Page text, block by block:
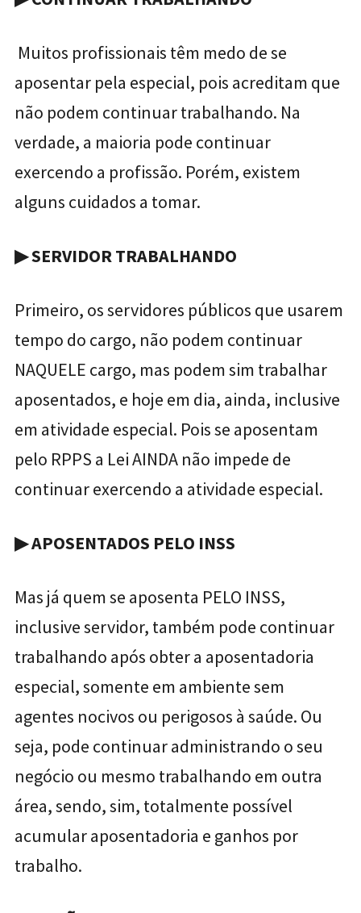
Muitos profissionais têm medo de se
aposentar pela especial, pois acreditam que
não podem continuar trabalhando. Na
verdade, a maioria pode continuar
exercendo a profissão. Porém, existem
alguns cuidados a tomar.
▶SERVIDOR TRABALHANDO
Primeiro, os servidores públicos que usarem
tempo do cargo, não podem continuar
NAQUELE cargo, mas podem sim trabalhar
aposentados, e hoje em dia, ainda, inclusive
em atividade especial. Pois se aposentam
pelo RPPS a Lei AINDA não impede de
continuar exercendo a atividade especial.
▶APOSENTADOS PELO INSS
Mas já quem se aposenta PELO INSS,
inclusive servidor, também pode continuar
trabalhando após obter a aposentadoria
especial, somente em ambiente sem
agentes nocivos ou perigosos à saúde. Ou
seja, pode continuar administrando o seu
negócio ou mesmo trabalhando em outra
área, sendo, sim, totalmente possível
acumular aposentadoria e ganhos por
trabalho.